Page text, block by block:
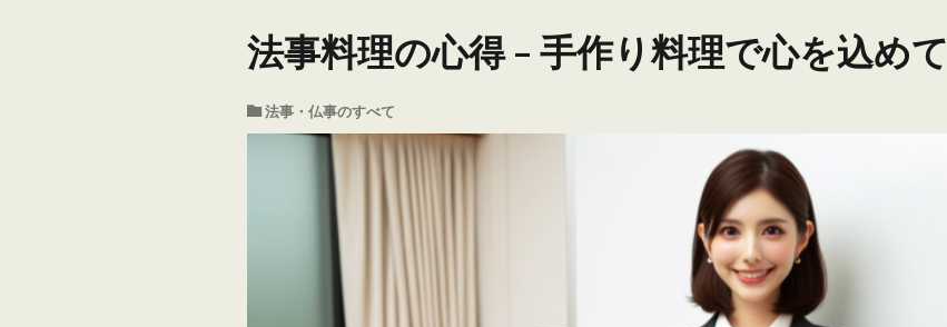
法事料理の心得 – 手作り料理で心を込めて
法事・仏事のすべて